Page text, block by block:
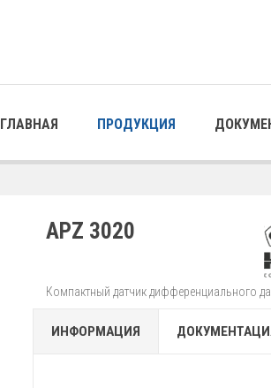
ГЛАВНАЯ ПРОДУКЦИЯ
APZ 3020
Компактный датчик дифференциального
ИНФОРМАЦИЯ